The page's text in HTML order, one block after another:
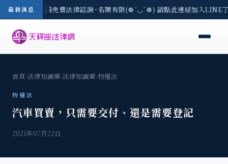
最新消息
區-8/3(一) 現場免費法律諮詢~名額有限(❁´◡`❁) 請點此連結加入
首頁›法律知識庫›法律知識庫›物權法
物權法
汽車買賣，只需要交付、還是需要登記
2021年07月22日